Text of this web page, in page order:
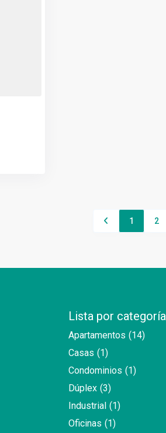
1 2
Lista por categoría
Apartamentos (14)
Casas (1)
Condominios (1)
Dúplex (3)
Industrial (1)
Oficinas (1)